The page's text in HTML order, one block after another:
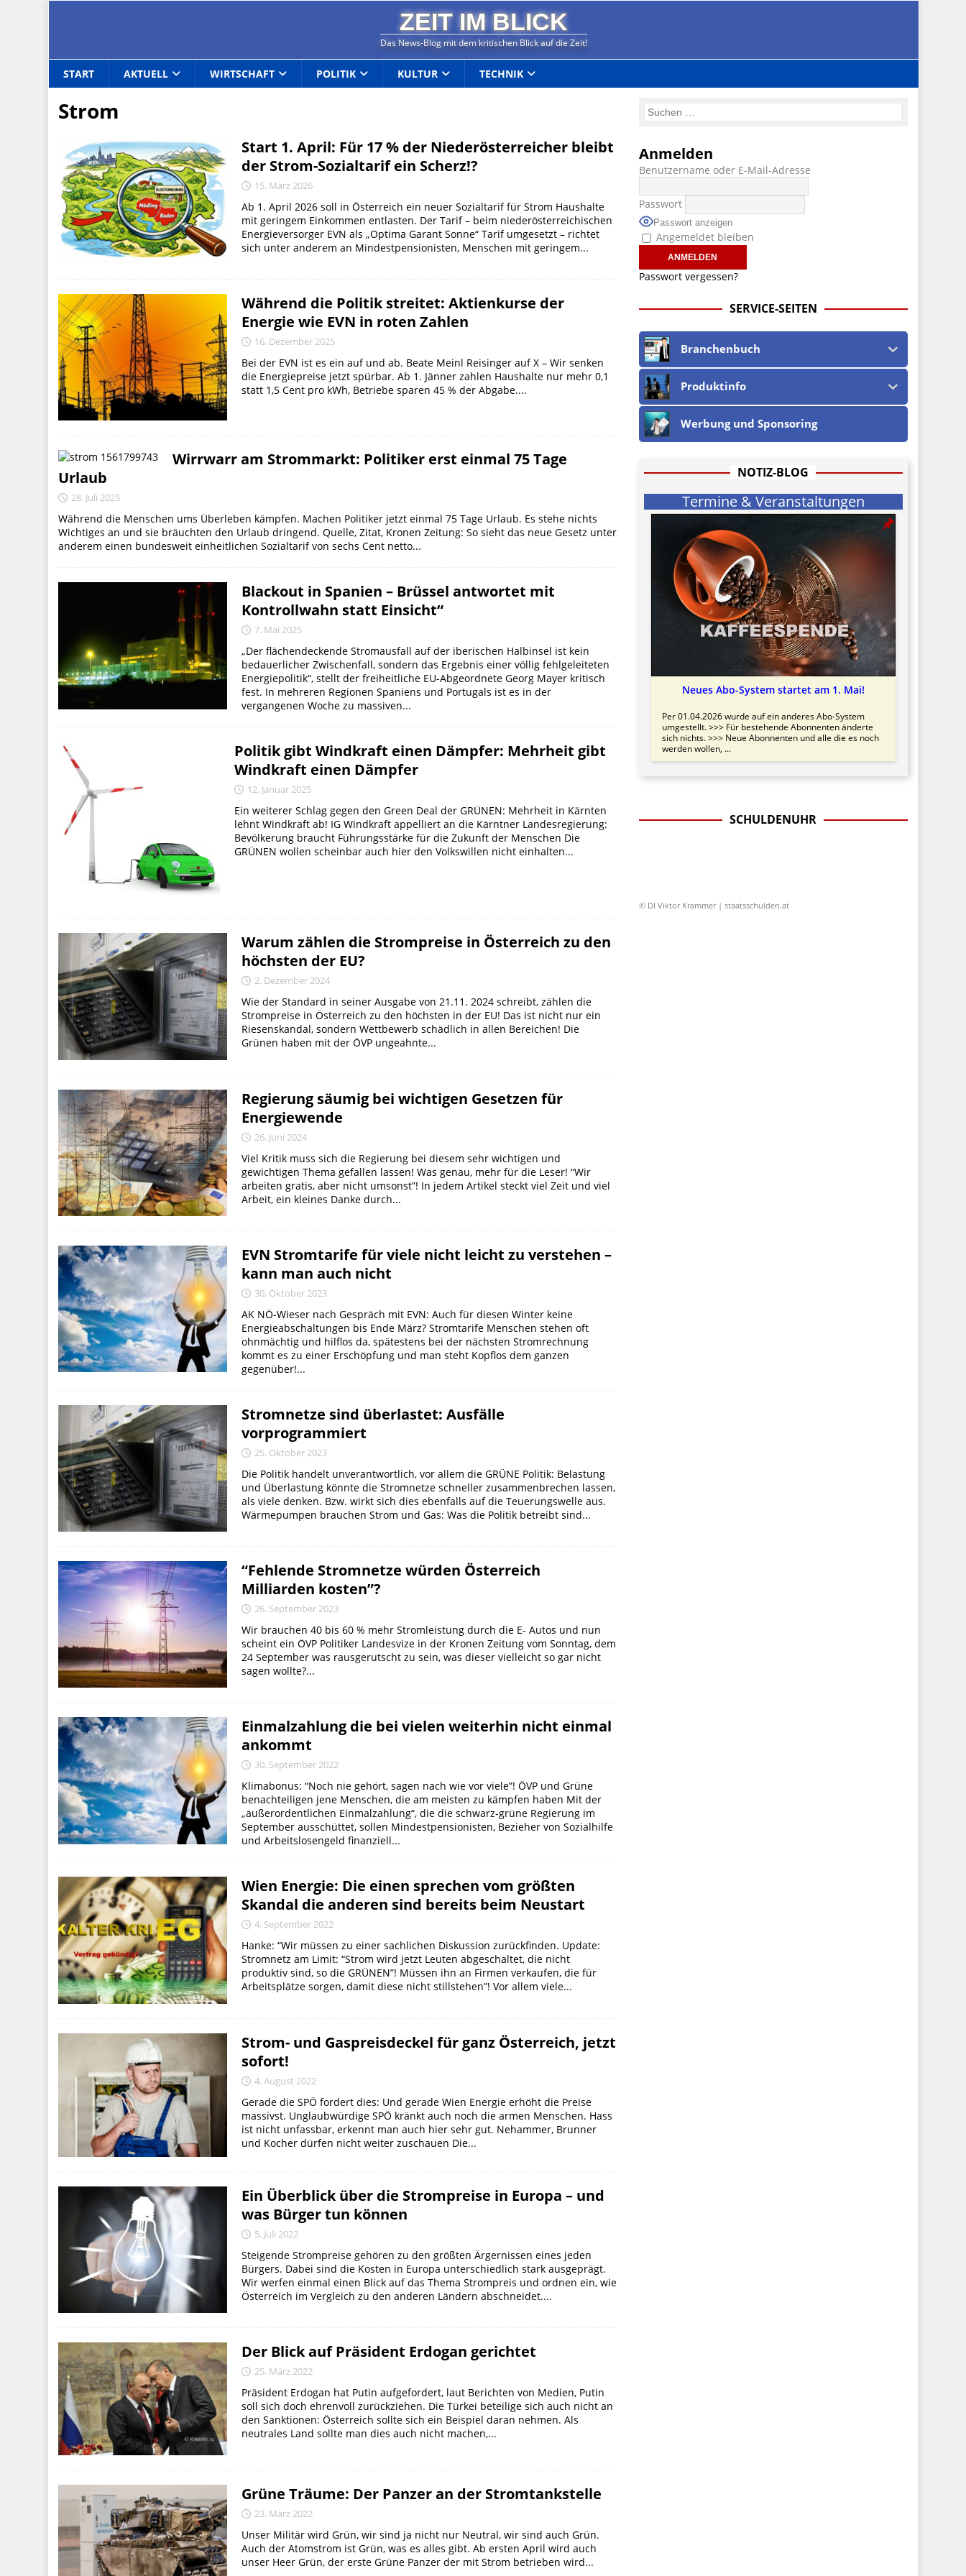
ZEIT IM BLICK
Das News-Blog mit dem kritischen Blick auf die Zeit!
START AKTUELL WIRTSCHAFT POLITIK KULTUR TECHNIK
Strom
Start 1. April: Für 17 % der Niederösterreicher bleibt
der Strom-Sozialtarif ein Scherz!?
15. März 2026
Ab 1. April 2026 soll in Österreich ein neuer Sozialtarif für Strom Haushalte
mit geringem Einkommen entlasten. Der Tarif – beim niederösterreichischen
Energieversorger EVN als „Optima Garant Sonne“ Tarif umgesetzt – richtet
sich unter anderem an Mindestpensionisten, Menschen mit geringem...
Während die Politik streitet: Aktienkurse der
Energie wie EVN in roten Zahlen
16. Dezember 2025
Bei der EVN ist es ein auf und ab. Beate Meinl Reisinger auf X – Wir senken
die Energiepreise jetzt spürbar. Ab 1. Jänner zahlen Haushalte nur mehr 0,1
statt 1,5 Cent pro kWh, Betriebe sparen 45 % der Abgabe....
Wirrwarr am Strommarkt: Politiker erst einmal 75 Tage
Urlaub
28. Juli 2025
Während die Menschen ums Überleben kämpfen. Machen Politiker jetzt einmal 75 Tage Urlaub. Es stehe nichts
Wichtiges an und sie bräuchten den Urlaub dringend. Quelle, Zitat, Kronen Zeitung: So sieht das neue Gesetz unter
anderem einen bundesweit einheitlichen Sozialtarif von sechs Cent netto...
Blackout in Spanien – Brüssel antwortet mit
Kontrollwahn statt Einsicht“
7. Mai 2025
„Der flächendeckende Stromausfall auf der iberischen Halbinsel ist kein
bedauerlicher Zwischenfall, sondern das Ergebnis einer völlig fehlgeleiteten
Energiepolitik“, stellt der freiheitliche EU-Abgeordnete Georg Mayer kritisch
fest. In mehreren Regionen Spaniens und Portugals ist es in der
vergangenen Woche zu massiven...
Politik gibt Windkraft einen Dämpfer: Mehrheit gibt
Windkraft einen Dämpfer
12. Januar 2025
Ein weiterer Schlag gegen den Green Deal der GRÜNEN: Mehrheit in Kärnten
lehnt Windkraft ab! IG Windkraft appelliert an die Kärntner Landesregierung:
Bevölkerung braucht Führungsstärke für die Zukunft der Menschen Die
GRÜNEN wollen scheinbar auch hier den Volkswillen nicht einhalten...
Warum zählen die Strompreise in Österreich zu den
höchsten der EU?
2. Dezember 2024
Wie der Standard in seiner Ausgabe von 21.11. 2024 schreibt, zählen die
Strompreise in Österreich zu den höchsten in der EU! Das ist nicht nur ein
Riesenskandal, sondern Wettbewerb schädlich in allen Bereichen! Die
Grünen haben mit der ÖVP ungeahnte...
Regierung säumig bei wichtigen Gesetzen für
Energiewende
26. Juni 2024
Viel Kritik muss sich die Regierung bei diesem sehr wichtigen und
gewichtigen Thema gefallen lassen! Was genau, mehr für die Leser! “Wir
arbeiten gratis, aber nicht umsonst”! In jedem Artikel steckt viel Zeit und viel
Arbeit, ein kleines Danke durch...
EVN Stromtarife für viele nicht leicht zu verstehen –
kann man auch nicht
30. Oktober 2023
AK NÖ-Wieser nach Gespräch mit EVN: Auch für diesen Winter keine
Energieabschaltungen bis Ende März? Stromtarife Menschen stehen oft
ohnmächtig und hilflos da, spätestens bei der nächsten Stromrechnung
kommt es zu einer Erschöpfung und man steht Kopflos dem ganzen
gegenüber!...
Stromnetze sind überlastet: Ausfälle
vorprogrammiert
25. Oktober 2023
Die Politik handelt unverantwortlich, vor allem die GRÜNE Politik: Belastung
und Überlastung könnte die Stromnetze schneller zusammenbrechen lassen,
als viele denken. Bzw. wirkt sich dies ebenfalls auf die Teuerungswelle aus.
Wärmepumpen brauchen Strom und Gas: Was die Politik betreibt sind...
“Fehlende Stromnetze würden Österreich
Milliarden kosten”?
26. September 2023
Wir brauchen 40 bis 60 % mehr Stromleistung durch die E- Autos und nun
scheint ein ÖVP Politiker Landesvize in der Kronen Zeitung vom Sonntag, dem
24 September was rausgerutscht zu sein, was dieser vielleicht so gar nicht
sagen wollte?...
Einmalzahlung die bei vielen weiterhin nicht einmal
ankommt
30. September 2022
Klimabonus: “Noch nie gehört, sagen nach wie vor viele”! ÖVP und Grüne
benachteiligen jene Menschen, die am meisten zu kämpfen haben Mit der
„außerordentlichen Einmalzahlung“, die die schwarz-grüne Regierung im
September ausschüttet, sollen Mindestpensionisten, Bezieher von Sozialhilfe
und Arbeitslosengeld finanziell...
Wien Energie: Die einen sprechen vom größten
Skandal die anderen sind bereits beim Neustart
4. September 2022
Hanke: “Wir müssen zu einer sachlichen Diskussion zurückfinden. Update:
Stromnetz am Limit: “Strom wird jetzt Leuten abgeschaltet, die nicht
produktiv sind, so die GRÜNEN”! Müssen ihn an Firmen verkaufen, die für
Arbeitsplätze sorgen, damit diese nicht stillstehen”! Vor allem viele...
Strom- und Gaspreisdeckel für ganz Österreich, jetzt
sofort!
4. August 2022
Gerade die SPÖ fordert dies: Und gerade Wien Energie erhöht die Preise
massivst. Unglaubwürdige SPÖ kränkt auch noch die armen Menschen. Hass
ist nicht unfassbar, erkennt man auch hier sehr gut. Nehammer, Brunner
und Kocher dürfen nicht weiter zuschauen Die...
Ein Überblick über die Strompreise in Europa – und
was Bürger tun können
5. Juli 2022
Steigende Strompreise gehören zu den größten Ärgernissen eines jeden
Bürgers. Dabei sind die Kosten in Europa unterschiedlich stark ausgeprägt.
Wir werfen einmal einen Blick auf das Thema Strompreis und ordnen ein, wie
Österreich im Vergleich zu den anderen Ländern abschneidet....
Der Blick auf Präsident Erdogan gerichtet
25. März 2022
Präsident Erdogan hat Putin aufgefordert, laut Berichten von Medien, Putin
soll sich doch ehrenvoll zurückziehen. Die Türkei beteilige sich auch nicht an
den Sanktionen: Österreich sollte sich ein Beispiel daran nehmen. Als
neutrales Land sollte man dies auch nicht machen,...
Grüne Träume: Der Panzer an der Stromtankstelle
23. März 2022
Unser Militär wird Grün, wir sind ja nicht nur Neutral, wir sind auch Grün.
Auch der Atomstrom ist Grün, was es alles gibt. Ab ersten April wird auch
unser Heer Grün, der erste Grüne Panzer der mit Strom betrieben wird...
Anmelden
Benutzername oder E-Mail-Adresse
Passwort
Passwort anzeigen
Angemeldet bleiben
Passwort vergessen?
SERVICE-SEITEN
Branchenbuch
Produktinfo
Werbung und Sponsoring
NOTIZ-BLOG
Termine & Veranstaltungen
Neues Abo-System startet am 1. Mai!
Per 01.04.2026 wurde auf ein anderes Abo-System
umgestellt. >>> Für bestehende Abonnenten änderte
sich nichts. >>> Neue Abonnenten und alle die es noch
werden wollen, ...
SCHULDENUHR
© DI Viktor Krammer | staatsschulden.at